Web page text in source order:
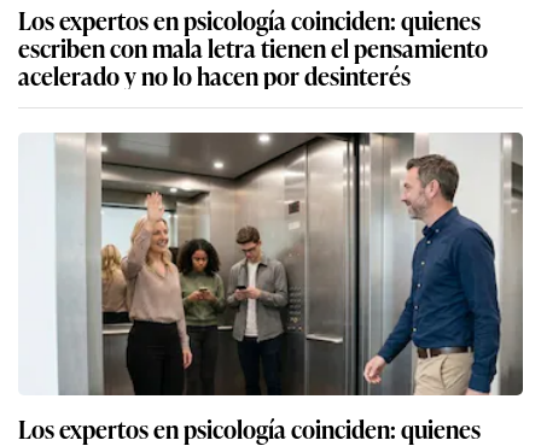
Los expertos en psicología coinciden: quienes
escriben con mala letra tienen el pensamiento
acelerado y no lo hacen por desinterés
Los expertos en psicología coinciden: quienes